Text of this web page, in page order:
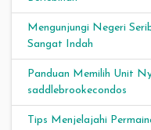
Mengunjungi Negeri
Sangat Indah
Panduan Memilih Unit
saddlebrookecondos
Tips Menjelajahi